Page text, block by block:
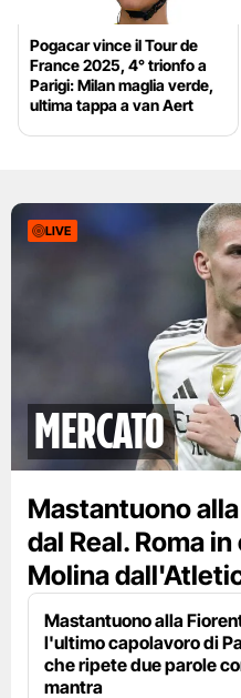
Pogacar vince il Tour de
France 2025, 4° trionfo a
Parigi: Milan maglia verde,
ultima tappa a van Aert
LIVE
mercato
Mastantuono
dal Real. Roma
Molina
Mastantuono alla
l'ultimo capolavoro di
che ripete due parole
mantra